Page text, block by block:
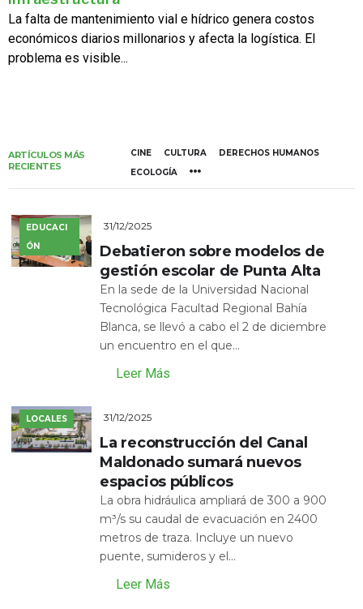
La falta de mantenimiento vial e hídrico genera costos
económicos diarios millonarios y afecta la logística. El
problema es visible...
ARTÍCULOS MÁS
RECIENTES
CINE CULTURA
DERECHOS HUMANOS
ECOLOGÍA
EDUCACI
ÓN
31/12/2025
Debatieron sobre modelos de
gestión escolar de Punta Alta
En la sede de la Universidad Nacional
Tecnológica Facultad Regional Bahía
Blanca, se llevó a cabo el 2 de diciembre
un encuentro en el que...
Leer Más
LOCALES 31/12/2025
La reconstrucción del Canal
Maldonado sumará nuevos
espacios públicos
La obra hidráulica ampliará de 300 a 900
m³/s su caudal de evacuación en 2400
metros de traza. Incluye un nuevo
puente, sumideros y el...
Leer Más